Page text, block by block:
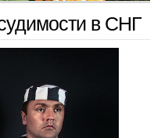
в СНГ